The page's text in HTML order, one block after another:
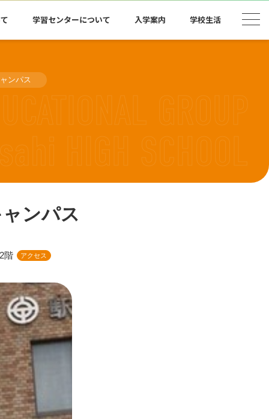
学習センターについて 入学案内 学校生活
ンパス
ンパス
階 アクセス